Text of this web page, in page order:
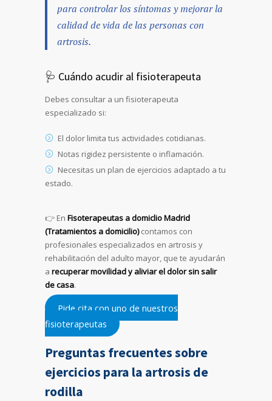
para controlar los síntomas y mejorar la
calidad de vida de las personas con
artrosis.
🩺 Cuándo acudir al fisioterapeuta
Debes consultar a un fisioterapeuta
especializado si:
El dolor limita tus actividades cotidianas.
Notas rigidez persistente o inflamación.
Necesitas un plan de ejercicios adaptado a tu
estado.
👉 En Fisoterapeutas a domiclio Madrid
(Tratamientos a domicilio)contamos con
profesionales especializados en artrosis y
rehabilitación del adulto mayor, que te ayudarán
a recuperar movilidad y aliviar el dolor sin salir
de casa.
Pide cita con uno de nuestros
fisioterapeutas
Preguntas frecuentes sobre
ejercicios para la artrosis de
rodilla